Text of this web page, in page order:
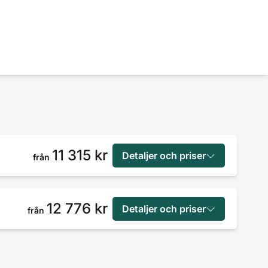
från 11 315 kr Detaljer och priser
från 12 776 kr Detaljer och priser